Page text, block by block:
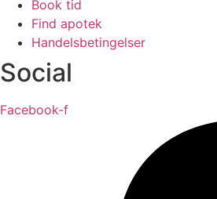
Book tid
Find apotek
Handelsbetingelser
Social
Facebook-f